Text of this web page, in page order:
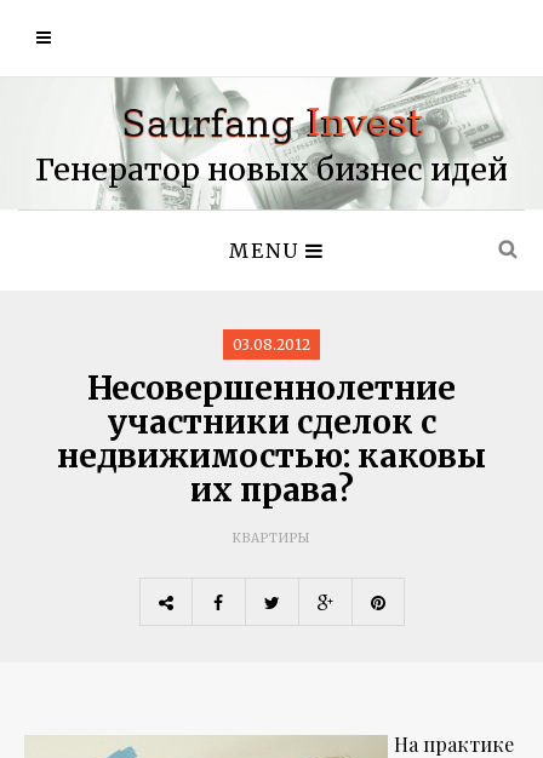
Генератор новых бизнес идей
MENU
03.08.2012
Несовершеннолетние
участники сделок с
недвижимостью: каковы
их права?
КВАРТИРЫ
На практике